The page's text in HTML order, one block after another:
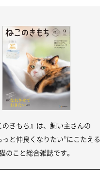
のきもち』は、飼い主さんの
っと仲良くなりたい”にこたえる
のこと総合雑誌です。